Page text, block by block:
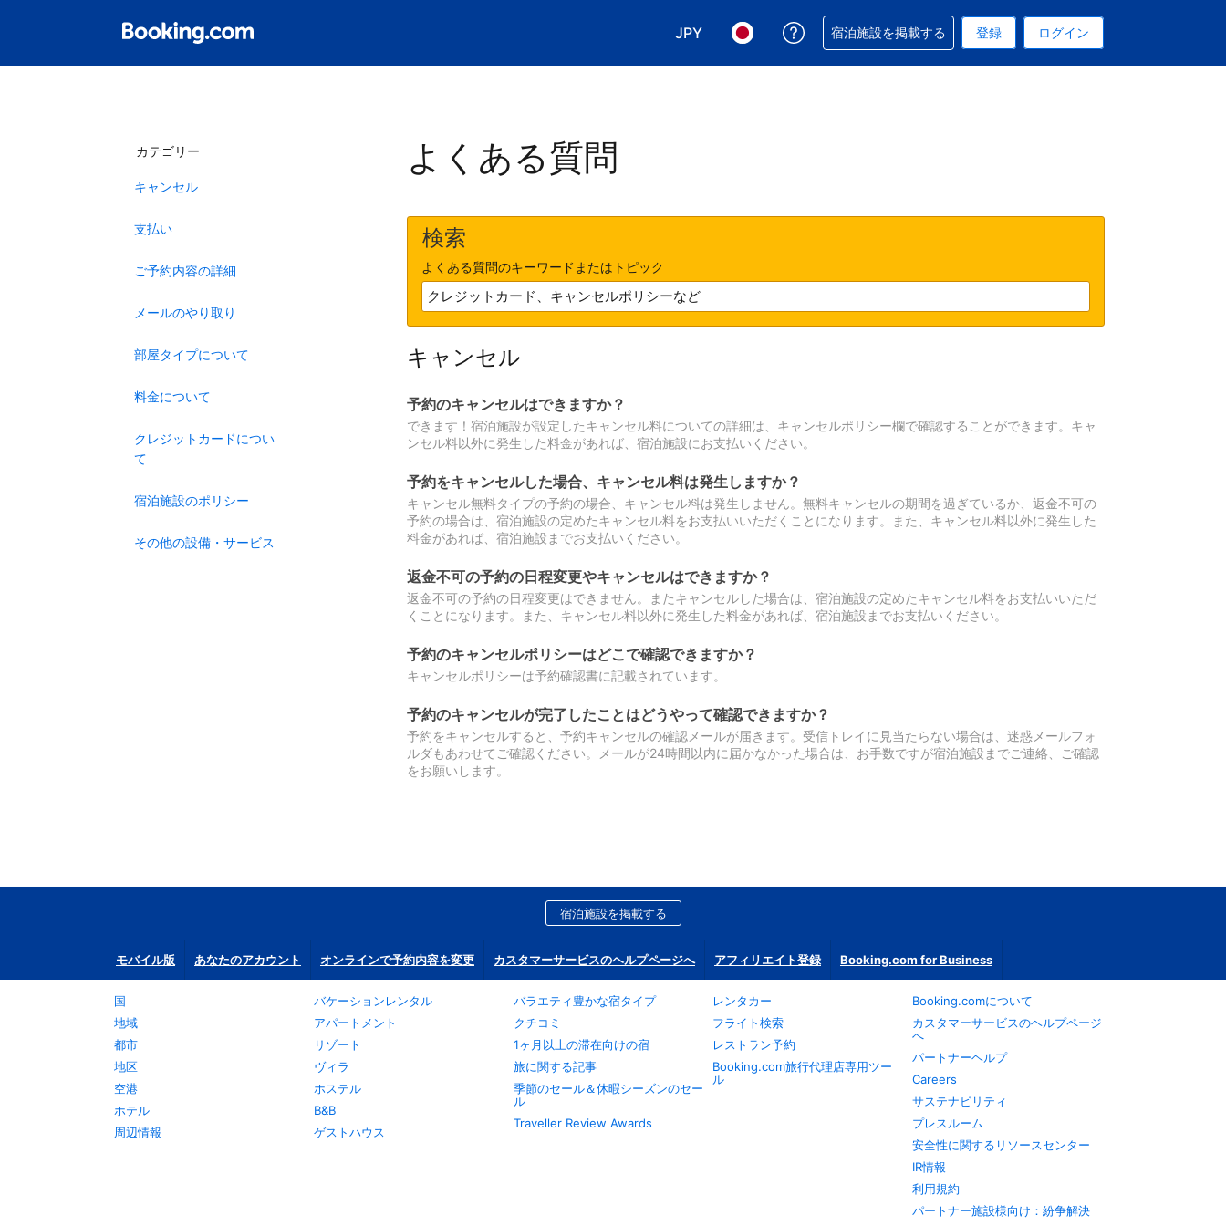
JPY
表示通貨を選択. 現在選択中の表示通貨は円です
言語を選択. 現在選択中の言語は日本語です
予約に関するサポートを受けられます
宿泊施設を掲載する 登録 ログイン
カテゴリー
キャンセル
支払い
ご予約内容の詳細
メールのやり取り
部屋タイプについて
料金について
クレジットカードについ
て
宿泊施設のポリシー
その他の設備・サービス
よくある質問
検索
よくある質問のキーワードまたはトピック
キャンセル
予約のキャンセルはできますか？
できます！宿泊施設が設定したキャンセル料についての詳細は、キャンセルポリシー欄で確認することができます。キャ
ンセル料以外に発生した料金があれば、宿泊施設にお支払いください。
予約をキャンセルした場合、キャンセル料は発生しますか？
キャンセル無料タイプの予約の場合、キャンセル料は発生しません。無料キャンセルの期間を過ぎているか、返金不可の
予約の場合は、宿泊施設の定めたキャンセル料をお支払いいただくことになります。また、キャンセル料以外に発生した
料金があれば、宿泊施設までお支払いください。
返金不可の予約の日程変更やキャンセルはできますか？
返金不可の予約の日程変更はできません。またキャンセルした場合は、宿泊施設の定めたキャンセル料をお支払いいただ
くことになります。また、キャンセル料以外に発生した料金があれば、宿泊施設までお支払いください。
予約のキャンセルポリシーはどこで確認できますか？
キャンセルポリシーは予約確認書に記載されています。
予約のキャンセルが完了したことはどうやって確認できますか？
予約をキャンセルすると、予約キャンセルの確認メールが届きます。受信トレイに見当たらない場合は、迷惑メールフォ
ルダもあわせてご確認ください。メールが24時間以内に届かなかった場合は、お手数ですが宿泊施設までご連絡、ご確認
をお願いします。
宿泊施設を掲載する
モバイル版 あなたのアカウント オンラインで予約内容を変更 カスタマーサービスのヘルプページへ アフィリエイト登録 Booking.com for Business
国
地域
都市
地区
空港
ホテル
周辺情報
バケーションレンタル
アパートメント
リゾート
ヴィラ
ホステル
B&B
ゲストハウス
バラエティ豊かな宿タイプ
クチコミ
1ヶ月以上の滞在向けの宿
旅に関する記事
季節のセール＆休暇シーズンのセー
ル
Traveller Review Awards
レンタカー
フライト検索
レストラン予約
Booking.com旅行代理店専用ツー
ル
Booking.comについて
カスタマーサービスのヘルプページ
へ
パートナーヘルプ
Careers
サステナビリティ
プレスルーム
安全性に関するリソースセンター
IR情報
利用規約
パートナー施設様向け：紛争解決